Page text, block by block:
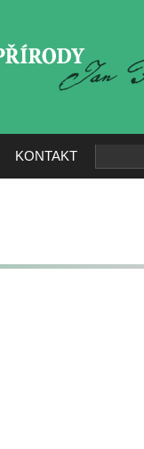
KONTAKT